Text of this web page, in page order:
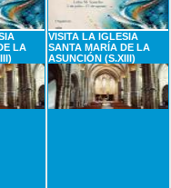
LA
VISITA LA IGLESIA
SANTA MARÍA DE LA
ASUNCIÓN (S.XIII)